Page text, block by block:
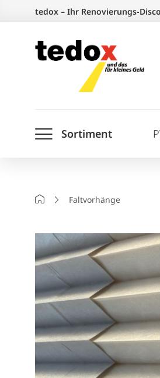
springen
tedox – Ihr Renovierungs-
Sortiment
StartseiteFaltvorhänge